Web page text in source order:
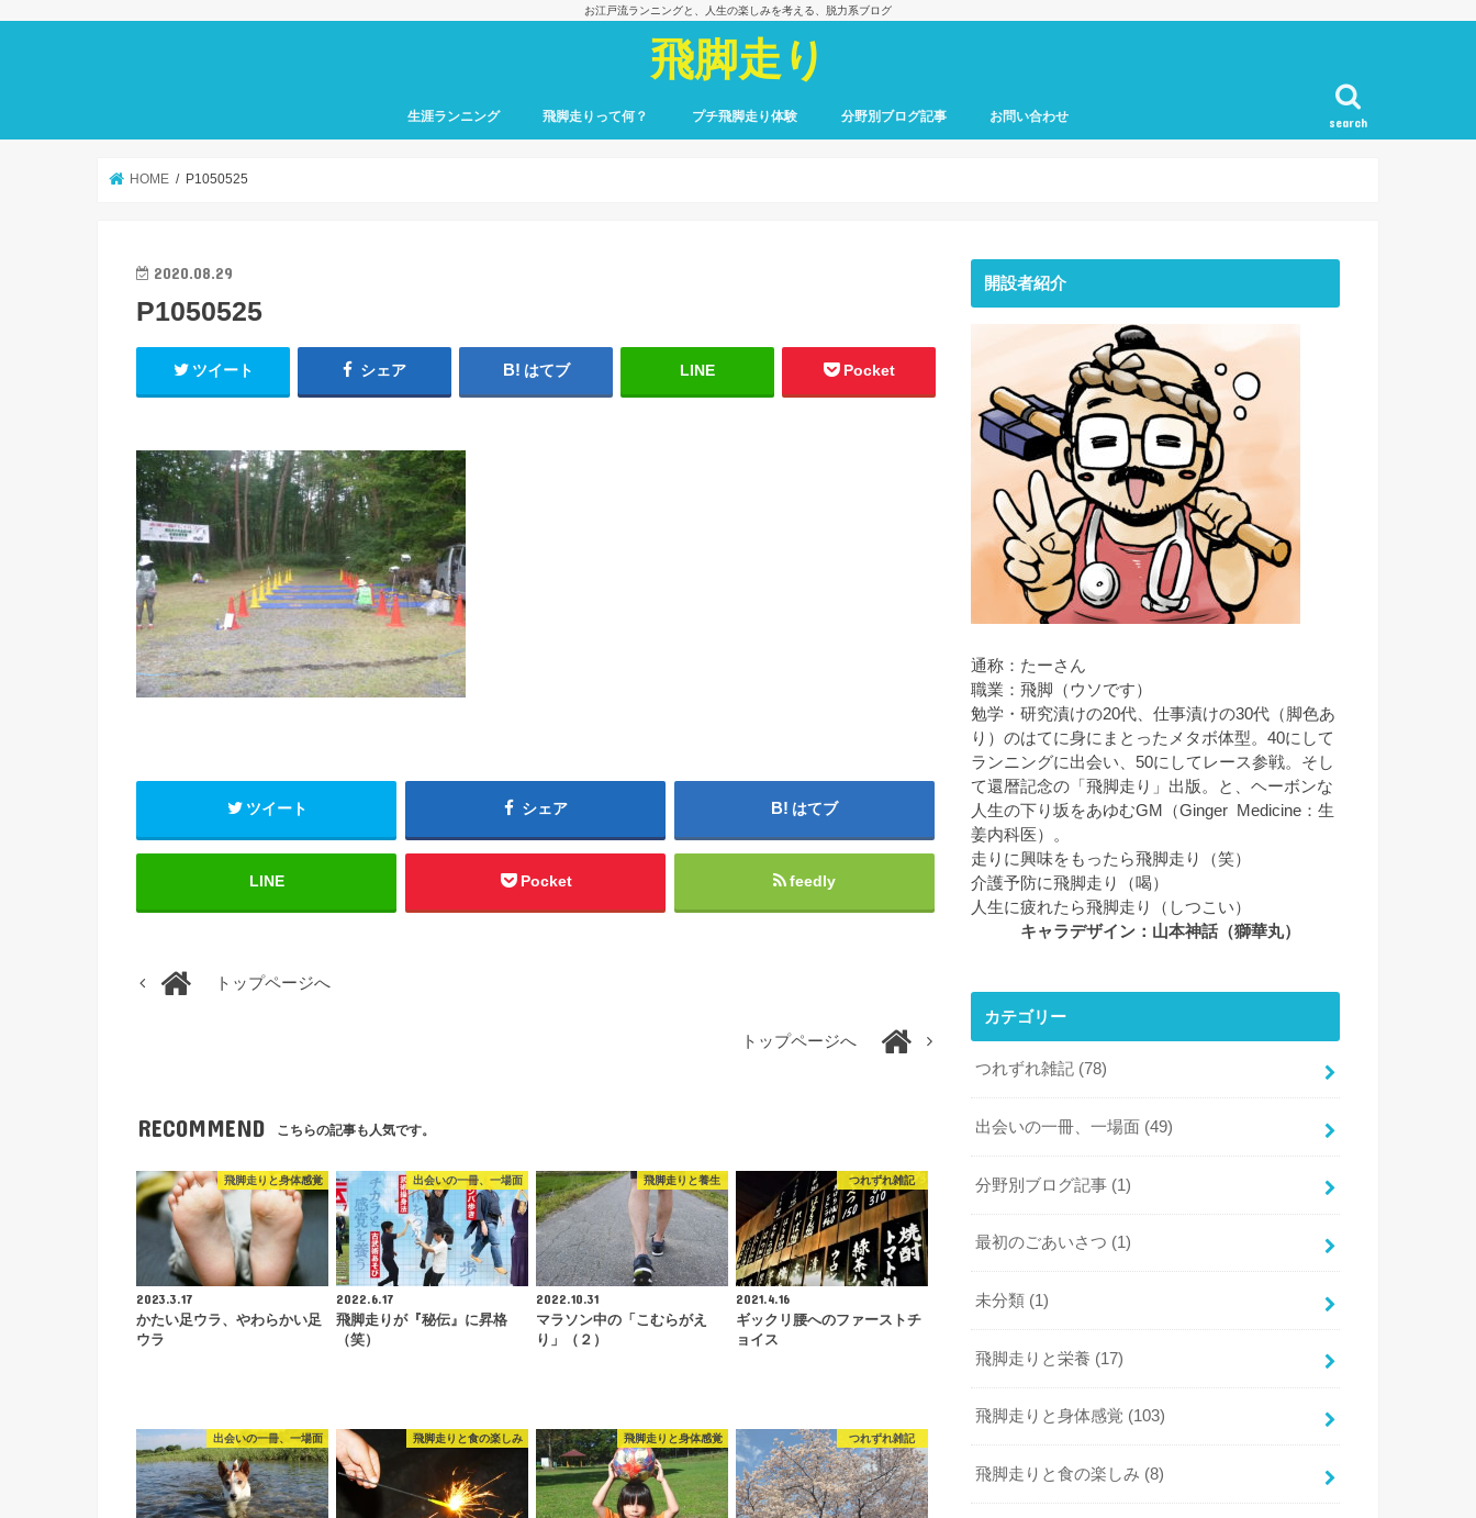
お江戸流ランニングと、人生の楽しみを考える、脱力系ブログ
飛脚走り
search
生涯ランニング 飛脚走りって何？ プチ飛脚走り体験 分野別ブログ記事 お問い合わせ
HOME P1050525
2020.08.29
P1050525
ツイート シェア はてブ LINE Pocket
ツイート シェア はてブ
LINE Pocket feedly
トップページへ
トップページへ
RECOMMEND こちらの記事も人気です。
飛脚走りと身体感覚
2023.3.17
かたい足ウラ、やわらかい足
ウラ
出会いの一冊、一場面
2022.6.17
飛脚走りが『秘伝』に昇格
（笑）
飛脚走りと養生
2022.10.31
マラソン中の「こむらがえ
り」（２）
つれずれ雑記
2021.4.16
ギックリ腰へのファーストチ
ョイス
出会いの一冊、一場面 飛脚走りと食の楽しみ 飛脚走りと身体感覚 つれずれ雑記
開設者紹介
通称：たーさん
職業：飛脚（ウソです）
勉学・研究漬けの20代、仕事漬けの30代（脚色あ
り）のはてに身にまとったメタボ体型。40にして
ランニングに出会い、50にしてレース参戦。そし
て還暦記念の「飛脚走り」出版。と、ヘーボンな
人生の下り坂をあゆむGM（Ginger Medicine：生
姜内科医）。
走りに興味をもったら飛脚走り（笑）
介護予防に飛脚走り（喝）
人生に疲れたら飛脚走り（しつこい）
キャラデザイン：山本神話（獅華丸）
カテゴリー
つれずれ雑記 (78)
出会いの一冊、一場面 (49)
分野別ブログ記事 (1)
最初のごあいさつ (1)
未分類 (1)
飛脚走りと栄養 (17)
飛脚走りと身体感覚 (103)
飛脚走りと食の楽しみ (8)